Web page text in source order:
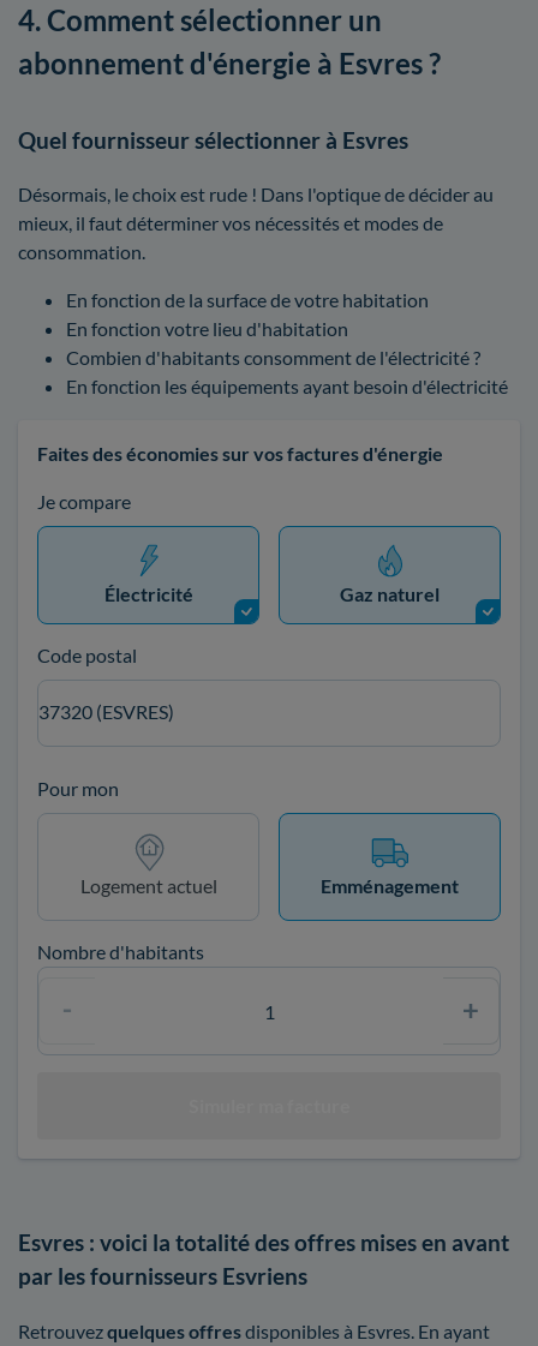
4. Comment sélectionner un
abonnement d'énergie à Esvres ?
Quel fournisseur sélectionner à Esvres
Désormais, le choix est rude ! Dans l'optique de décider au
mieux, il faut déterminer vos nécessités et modes de
consommation.
En fonction de la surface de votre habitation
En fonction votre lieu d'habitation
Combien d'habitants consomment de l'électricité ?
En fonction les équipements ayant besoin d'électricité
Faites des économies sur vos factures d'énergie
Je compare
Électricité Gaz naturel
Code postal
37320 (ESVRES)
Pour mon
Logement actuel Emménagement
Nombre d'habitants
Esvres : voici la totalité des offres mises en avant
par les fournisseurs Esvriens
Retrouvezquelques offresdisponibles à Esvres. En ayant